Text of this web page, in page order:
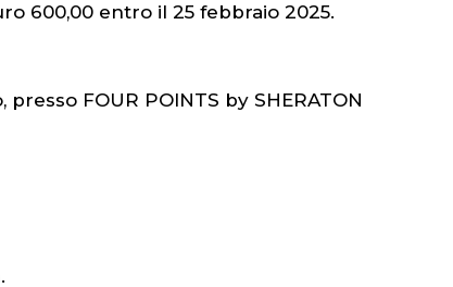
600,00 entro il 25 febbraio 2025.
FOUR POINTS by SHERATON